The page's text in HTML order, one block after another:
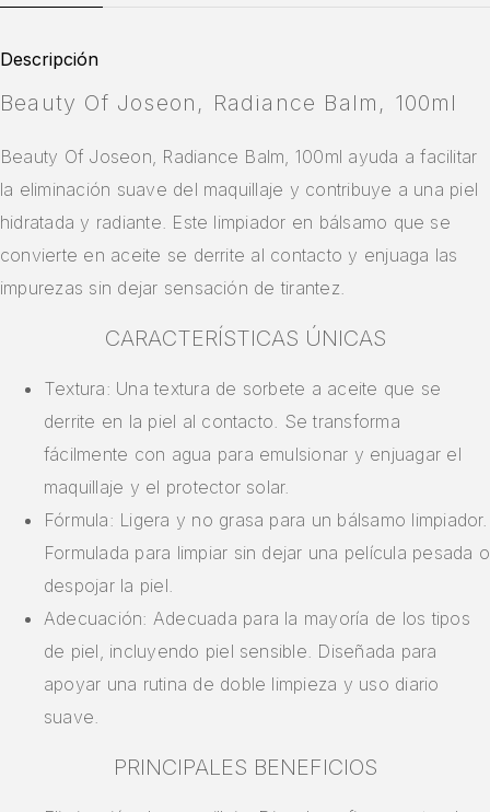
Descripción
Beauty Of Joseon, Radiance Balm, 100ml
Beauty Of Joseon, Radiance Balm, 100ml ayuda a facilitar
la eliminación suave del maquillaje y contribuye a una piel
hidratada y radiante. Este limpiador en bálsamo que se
convierte en aceite se derrite al contacto y enjuaga las
impurezas sin dejar sensación de tirantez.
CARACTERÍSTICAS ÚNICAS
Textura: Una textura de sorbete a aceite que se
derrite en la piel al contacto. Se transforma
fácilmente con agua para emulsionar y enjuagar el
maquillaje y el protector solar.
Fórmula: Ligera y no grasa para un bálsamo limpiador.
Formulada para limpiar sin dejar una película pesada o
despojar la piel.
Adecuación: Adecuada para la mayoría de los tipos
de piel, incluyendo piel sensible. Diseñada para
apoyar una rutina de doble limpieza y uso diario
suave.
PRINCIPALES BENEFICIOS